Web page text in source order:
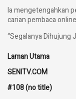
Ia mengetengahkan
carian pembaca
“Segalanya Dihujung
Laman Utama
SENITV.COM
#108 (no title)